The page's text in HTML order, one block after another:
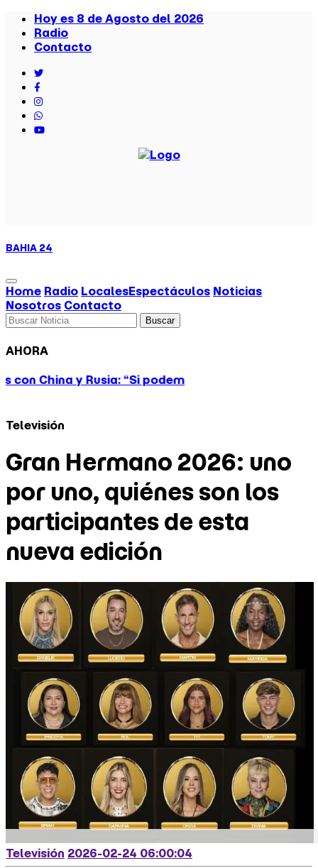
Hoy es 8 de Agosto del 2026
Radio
Contacto
BAHIA 24
Home Radio LocalesEspectáculos Noticias
Nosotros Contacto
Buscar
AHORA
podemos lograr victorias para EE.UU., debemos
Televisión
Gran Hermano 2026: uno
por uno, quiénes son los
participantes de esta
nueva edición
Televisión 2026-02-24 06:00:04